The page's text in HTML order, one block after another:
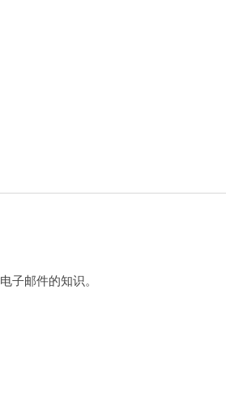
子邮件的知识。